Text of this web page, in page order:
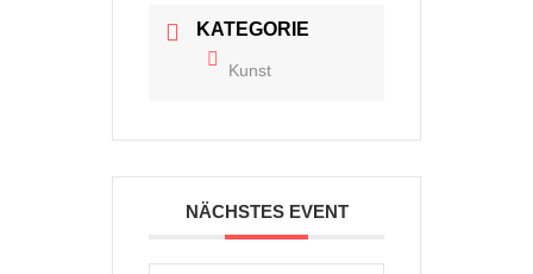
KATEGORIE
Kunst
NÄCHSTES EVENT